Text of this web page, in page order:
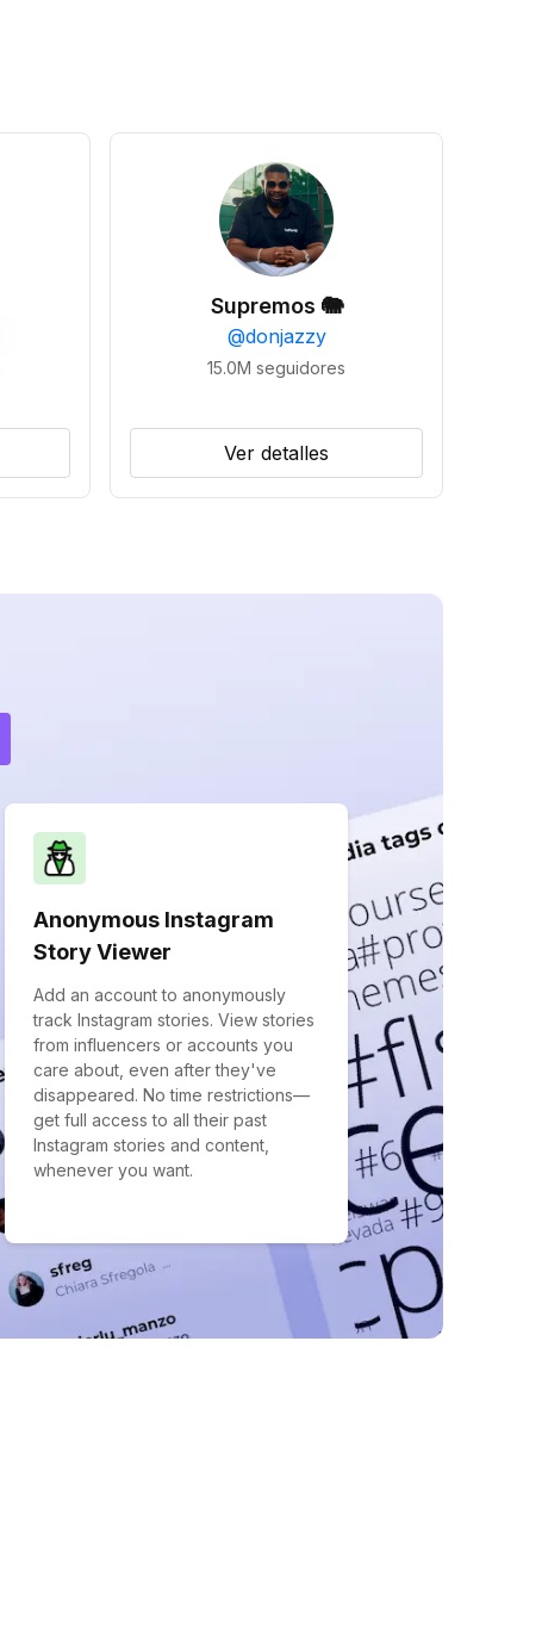
Supremos 🐘
@donjazzy
15.0M seguidores
Ver detalles
Anonymous Instagram
Story Viewer
Add an account to anonymously
track Instagram stories. View stories
from influencers or accounts you
care about, even after they've
disappeared. No time restrictions—
get full access to all their past
Instagram stories and content,
whenever you want.